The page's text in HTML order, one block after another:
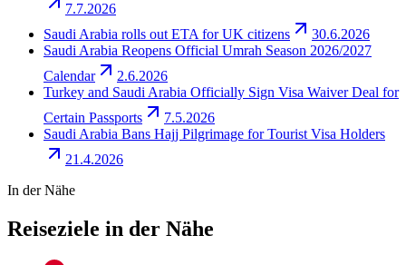
7.7.2026
Saudi Arabia rolls out ETA for UK citizens
30.6.2026
Saudi Arabia Reopens Official Umrah Season 2026/2027
Calendar
2.6.2026
Turkey and Saudi Arabia Officially Sign Visa Waiver Deal for
Certain Passports
7.5.2026
Saudi Arabia Bans Hajj Pilgrimage for Tourist Visa Holders
21.4.2026
In der Nähe
Reiseziele in der Nähe